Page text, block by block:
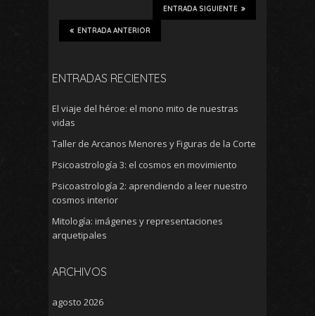
ENTRADA SIGUIENTE
ENTRADA ANTERIOR
ENTRADAS RECIENTES
El viaje del héroe: el mono mito de nuestras
vidas
Taller de Arcanos Menores y Figuras de la Corte
Psicoastrología 3: el cosmos en movimiento
Psicoastrología 2: aprendiendo a leer nuestro
cosmos interior
Mitología: imágenes y representaciones
arquetipales
ARCHIVOS
agosto 2026